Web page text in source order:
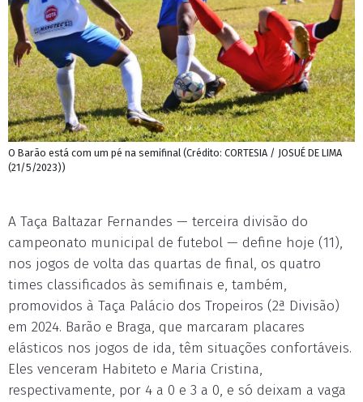
O Barão está com um pé na semifinal (Crédito: CORTESIA / JOSUÉ DE LIMA
(21/5/2023))
A Taça Baltazar Fernandes — terceira divisão do
campeonato municipal de futebol — define hoje (11),
nos jogos de volta das quartas de final, os quatro
times classificados às semifinais e, também,
promovidos à Taça Palácio dos Tropeiros (2ª Divisão)
em 2024. Barão e Braga, que marcaram placares
elásticos nos jogos de ida, têm situações confortáveis.
Eles venceram Habiteto e Maria Cristina,
respectivamente, por 4 a 0 e 3 a 0, e só deixam a vaga